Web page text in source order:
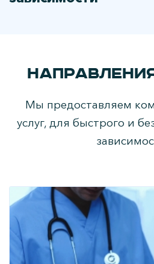
Мы предоставляем
услуг, для быстрого и